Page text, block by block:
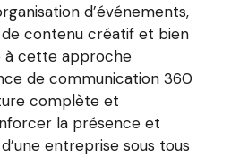
d’événements,
contenu créatif et bien
à cette approche
de communication 360
complète et
la présence et
entreprise sous tous